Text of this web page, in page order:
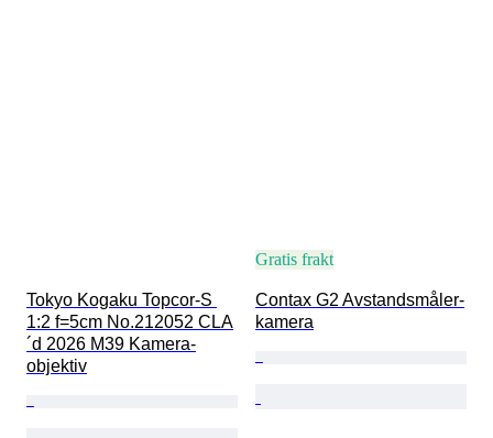
Tokyo Kogaku Topcor-S
1:2 f=5cm No.212052 CLA
´d 2026 M39 Kamera-
objektiv
Gratis frakt
Contax G2 Avstandsmåler-
kamera